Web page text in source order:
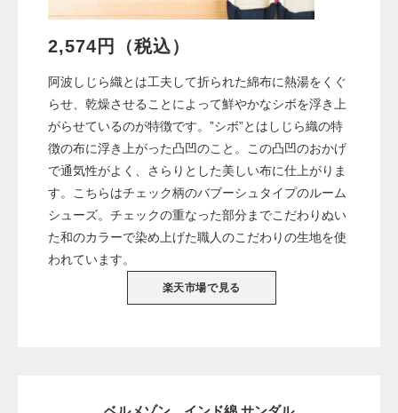
2,574円（税込）
阿波しじら織とは工夫して折られた綿布に熱湯をくぐ
らせ、乾燥させることによって鮮やかなシボを浮き上
がらせているのが特徴です。”シボ”とはしじら織の特
徴の布に浮き上がった凸凹のこと。この凸凹のおかげ
で通気性がよく、さらりとした美しい布に仕上がりま
す。こちらはチェック柄のバブーシュタイプのルーム
シューズ。チェックの重なった部分までこだわりぬい
た和のカラーで染め上げた職人のこだわりの生地を使
われています。
楽天市場で見る